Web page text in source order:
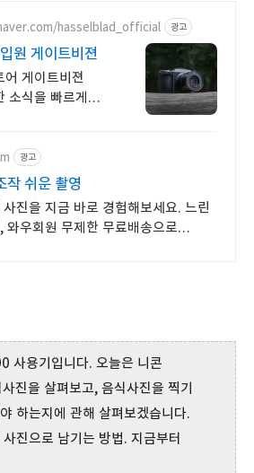
hasselblad_official 광고
원 게이트비젼
어 게이트비젼
소식을 빠르게
광고
작 쉬운 촬영
진을 지금 바로 경험해보세요. 느린
와우회원 무제한 무료배송으로
사용기입니다. 오늘은 니콘
진을 살펴보고, 음식사진을 찍기
하는지에 관해 살펴보겠습니다.
진으로 남기는 방법. 지금부터